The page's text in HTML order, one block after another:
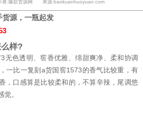
:爆款货源网 来源:baokuanhuoyuan.com
源，一瓶起发
样?
无色透明、窖香优雅、绵甜爽净、柔和协调
一比一复刻a货国窖1573的香气比较重，有
，口感算是比较柔和的，不算辛辣，尾调悠
。